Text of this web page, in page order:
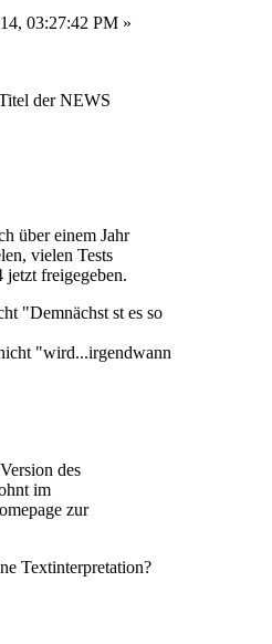
03:27:42 PM »
der NEWS
über einem Jahr
vielen Tests
freigegeben.
"Demnächst st es so
"wird...irgendwann
des
im
zur
Textinterpretation?